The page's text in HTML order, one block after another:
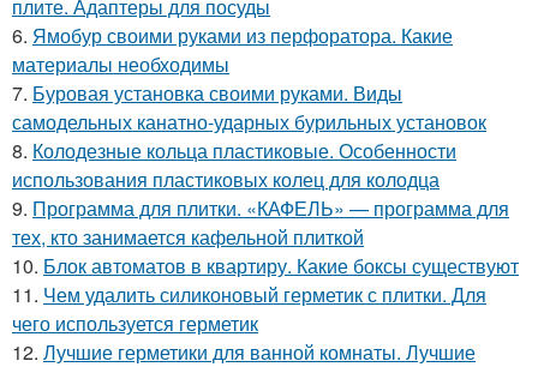
плите. Адаптеры для посуды
6. Ямобур своими руками из перфоратора. Какие
материалы необходимы
7. Буровая установка своими руками. Виды
самодельных канатно-ударных бурильных установок
8. Колодезные кольца пластиковые. Особенности
использования пластиковых колец для колодца
9. Программа для плитки. «КАФЕЛЬ» — программа для
тех, кто занимается кафельной плиткой
10. Блок автоматов в квартиру. Какие боксы существуют
11. Чем удалить силиконовый герметик с плитки. Для
чего используется герметик
12. Лучшие герметики для ванной комнаты. Лучшие